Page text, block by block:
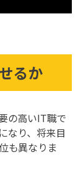
るか
の高いIT職で
なり、将来目
も異なりま